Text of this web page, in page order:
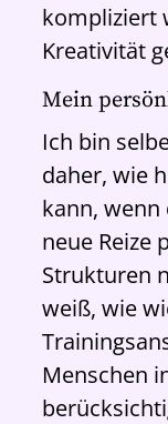
kompliziert
Kreativität
Mein
Ich bin
daher, wie
kann, wenn
neue Reize
Strukturen
weiß, wie
Menschen